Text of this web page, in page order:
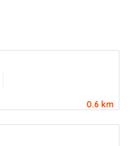
0.6 km